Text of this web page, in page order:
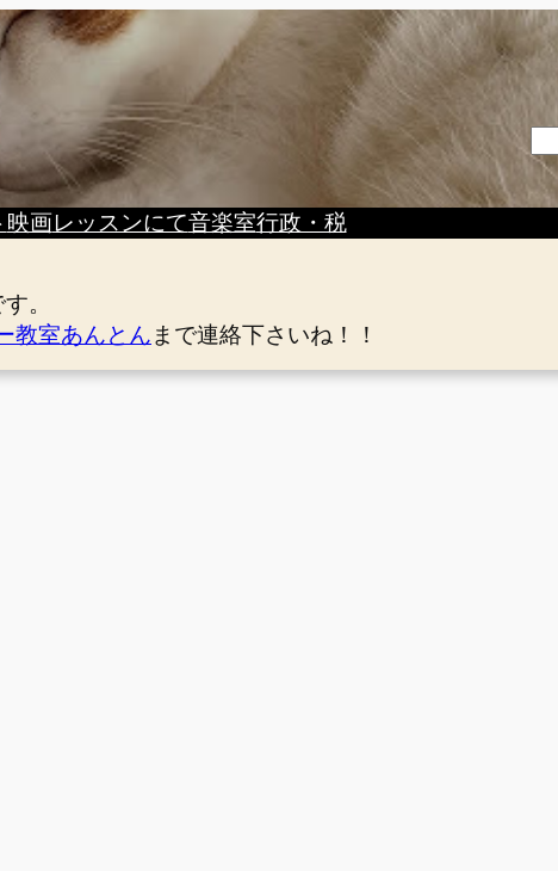
索
映画レッスンにて音楽室行政・税
。
教室あんとん まで連絡下さいね！！